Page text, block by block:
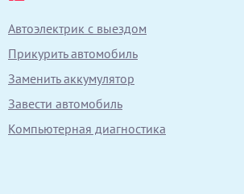
Автоэлектрик с выездом
Прикурить автомобиль
Заменить аккумулятор
Завести автомобиль
Компьютерная диагностика